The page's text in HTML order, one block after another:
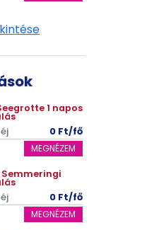
1 napos
0 Ft/fő
MEGNÉZEM
Semmeringi
0 Ft/fő
MEGNÉZEM